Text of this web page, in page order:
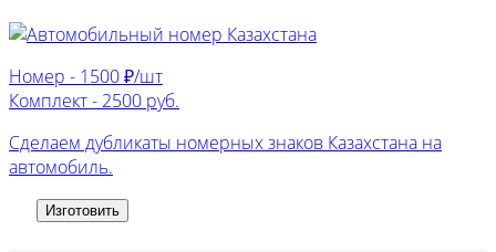
Номер - 1500 ₽/шт
Комплект - 2500 руб.
Сделаем дубликаты номерных знаков Казахстана на
автомобиль.
Изготовить